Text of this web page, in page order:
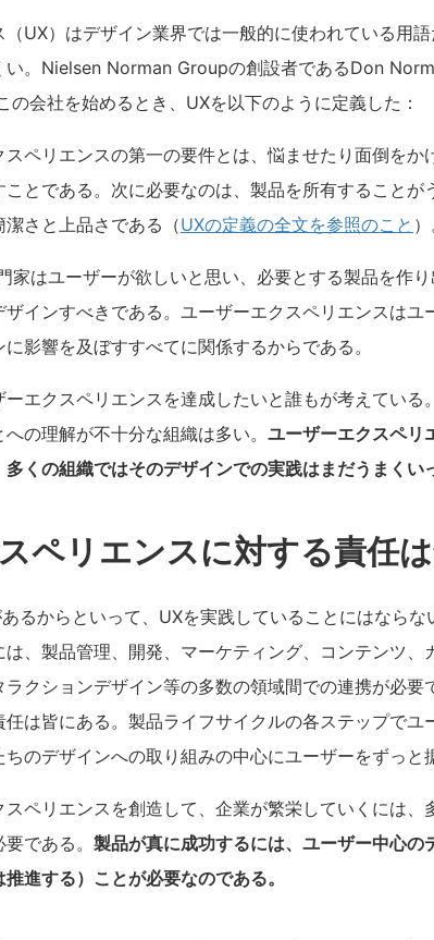
UX）はデザイン業界では一般的に使われている用
い。Nielsen Norman Groupの創設者であるDon
の会社を始めるとき、UXを以下のように定義した：
ペリエンスの第一の要件とは、悩ませたり面倒をか
とである。次に必要なのは、製品を所有することが
さと上品さである（UXの定義の全文を参照のこと ）
家はユーザーが欲しいと思い、必要とする製品を作
インすべきである。ユーザーエクスペリエンスはユ
影響を及ぼすすべてに関係するからである。
ーエクスペリエンスを達成したいと誰もが考えている
の理解が不十分な組織は多い。 ユーザーエクスペリ
くの組織ではそのデザインでの実践はまだうまくい
ペリエンスに対する責任
るからといって、UXを実践していることにはならな
、製品管理、開発、マーケティング、コンテンツ、
クションデザイン等の多数の領域間での連携が必要
は皆にある。製品ライフサイクルの各ステップでユ
のデザインへの取り組みの中心にユーザーをずっと
ペリエンスを創造して、企業が繁栄していくには、
である。 製品が真に成功するには、ユーザー中心の
進する）ことが必要なのである。